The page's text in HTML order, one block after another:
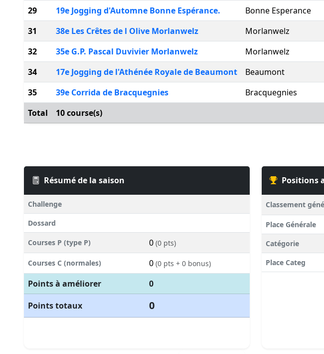
29
19e Jogging d'Automne Bonne Espérance. Bonne Esperance
31 38e Les Crêtes de l Olive Morlanwelz Morlanwelz
32 35e G.P. Pascal Duvivier Morlanwelz Morlanwelz
34
17e Jogging de l'Athénée Royale de Beaumont Beaumont
35
39e Corrida de Bracquegnies Bracquegnies
Total
10 course(s)
Résumé de la saison
Challenge
Dossard
Courses P (type P) 0 (0 pts)
Courses C (normales) 0 (0 pts + 0 bonus)
Points à améliorer
0
Points totaux
0
Positions
Classement
Place Générale
Catégorie
Place Categ